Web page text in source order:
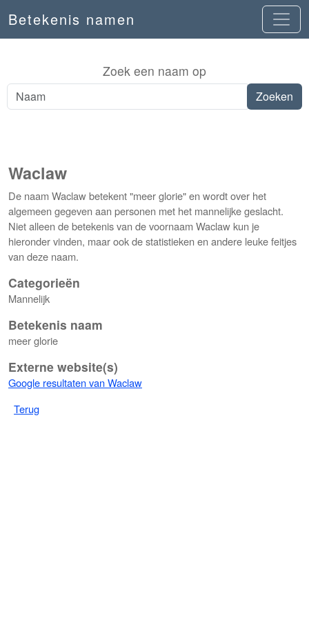
Betekenis namen
Zoek een naam op
Waclaw
De naam Waclaw betekent "meer glorie" en wordt over het
algemeen gegeven aan personen met het mannelijke geslacht.
Niet alleen de betekenis van de voornaam Waclaw kun je
hieronder vinden, maar ook de statistieken en andere leuke feitjes
van deze naam.
Categorieën
Mannelijk
Betekenis naam
meer glorie
Externe website(s)
Google resultaten van Waclaw
Terug